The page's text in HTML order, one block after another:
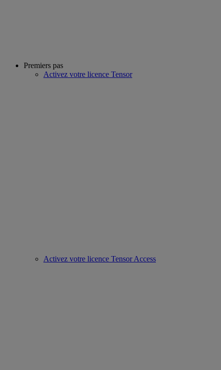
Premiers pas
Activez votre licence Tensor
Activez votre licence Tensor Access